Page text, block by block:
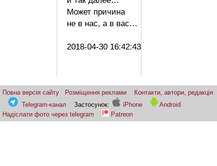
Может причина
не в нас, а в вас…
2018-04-30 16:42:43
Повна версія сайту Розміщення реклами
Контакти, автори, редакція
Telegram-канал
Застосунок: iPhone
Android
Надіслати фото через telegram
Patreon